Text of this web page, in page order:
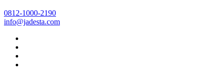
0812-1000-2190
info@jadesta.com